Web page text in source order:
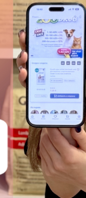
pişik sahibləri üçün
MANDARINE
CLUMPING,
10 LTR.